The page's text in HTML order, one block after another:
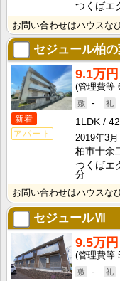
つくばエ
お問い合わせはハウスな
セジュール柏
新着
アパート
9.1万円
-
1LDK
2019年3月
柏市十余
つくばエ
分
お問い合わせはハウスな
セジュールⅦ
9.5万円
-